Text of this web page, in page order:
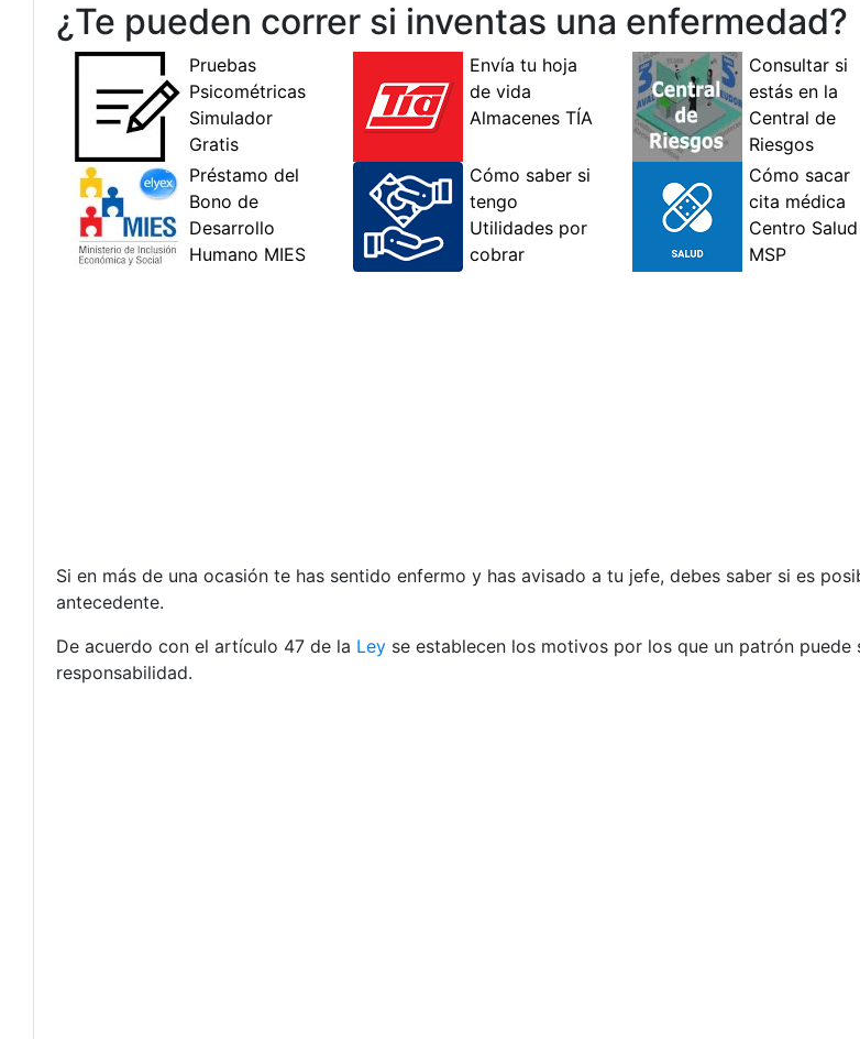
¿Te pueden correr si inventas una enfermedad?
Si en más de una ocasión te has sentido enfermo y has avisado a tu jefe, debes saber si es
antecedente.
De acuerdo con el artículo 47 de la Ley se establecen los motivos por los que un patrón puede
responsabilidad.